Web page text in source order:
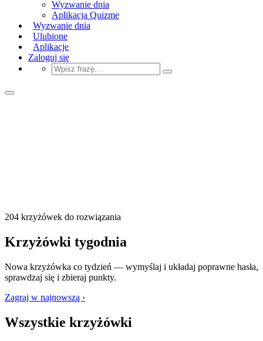
Wyzwanie dnia
Aplikacja Quizme
Wyzwanie dnia
Ulubione
Aplikacje
Zaloguj się
204 krzyżówek do rozwiązania
Krzyżówki tygodnia
Nowa krzyżówka co tydzień — wymyślaj i układaj poprawne hasła,
sprawdzaj się i zbieraj punkty.
Zagraj w najnowszą ›
Wszystkie krzyżówki